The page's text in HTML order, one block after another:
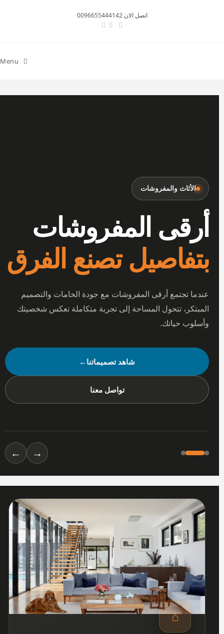
اتصل الان 0096655444142
Menu
الأثاث والمفروشات
أرقى المفروشات
بتفاصيل تصنع الفرق
عندما تجتمع أرقى المفروشات مع جودة الخامات والتصميم
المبتكر، تتحول المساحة إلى تجربة متكاملة تعكس شخصيتك
وأسلوب حياتك.
شاهد تصميماتنا←
تواصل معنا
→
←
01
⌂